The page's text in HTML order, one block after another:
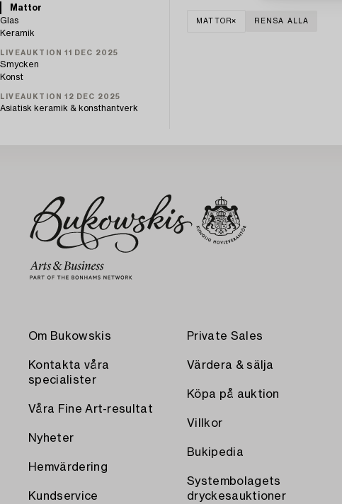
Mattor
Glas
Keramik
LIVEAUKTION 11 DEC 2025
Smycken
Konst
LIVEAUKTION 12 DEC 2025
Asiatisk keramik & konsthantverk
MATTOR RENSA ALLA
Om Bukowskis
Kontakta våra
specialister
Våra Fine Art-resultat
Nyheter
Hemvärdering
Kundservice
Private Sales
Värdera & sälja
Köpa på auktion
Villkor
Bukipedia
Systembolagets
dryckesauktioner